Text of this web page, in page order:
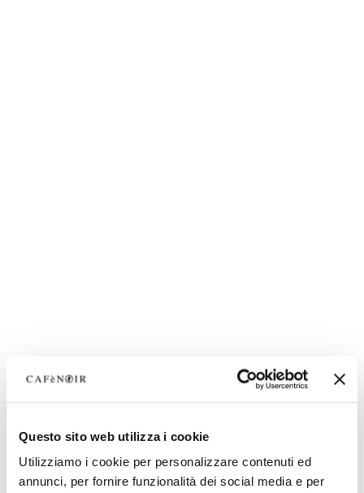
Questo sito web utilizza i cookie
Utilizziamo i cookie per personalizzare contenuti ed
annunci, per fornire funzionalità dei social media e per